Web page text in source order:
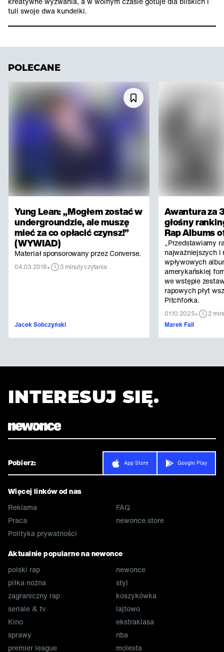
tuli swoje dwa kundelki.
POLECANE
Yung Lean: „Mogłem zostać w
undergroundzie, ale muszę
mieć za co opłacić czynsz!”
(WYWIAD)
Materiał sponsorowany przez Converse.
04.03.2018• 3 minuty czytania
Jacek Sobczyński
Awantura za
głośny
Rap Albums
„Przedstawiamy
najważniejszych i
wpływowych
amerykańskiej
we wstępie
rapowych płyt
Pitchforka.
01.10.2025•
2
Marek Fall
INTERESUJ SIĘ.
Pobierz: App Store Google Play
Więcej linków od nas
Reklama
Praca
Polityka prywatności
FAQ
newonce.store
Aktualnie popularne na newonce
polski rap
piłka nożna
zagraniczny rap
seriale & tv
Kino
sprawy
premier league
newonce
styl
koszykówka
lajtowo
ekstraklasa
nba
molesta